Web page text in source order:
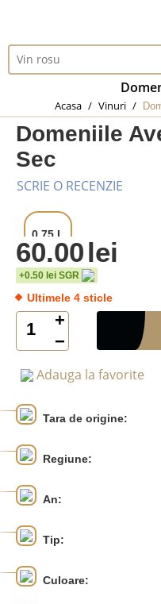
Acasa / Vinuri /
Domeniile
Sec
SCRIE O RECENZIE
0.75 L
60.00lei
+0.50 lei SGR
Ultimele 4 sticle
+
−
Adauga la favorite
Tara de origine:
Regiune:
An:
Tip:
Culoare: